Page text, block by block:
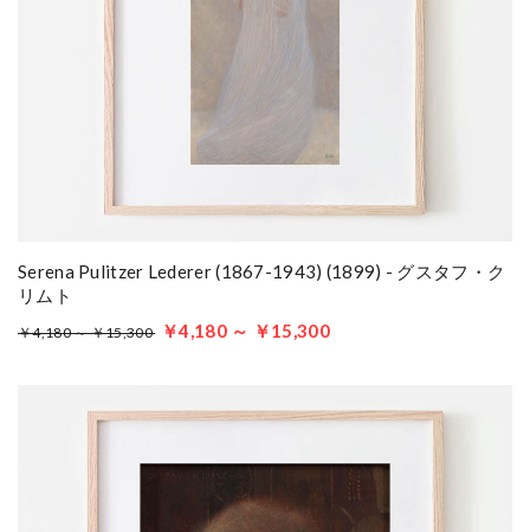
Serena Pulitzer Lederer (1867-1943) (1899) - グスタフ・ク
リムト
￥4,180 ～ ￥15,300 ￥4,180 ～ ￥15,300